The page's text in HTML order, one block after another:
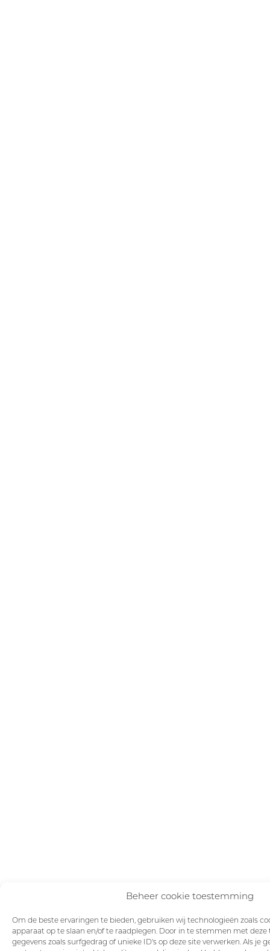
Beheer cookie toestemming
Om de beste ervaringen te bieden, gebruiken wij technologieën zoals
apparaat op te slaan en/of te raadplegen. Door in te stemmen met
gegevens zoals surfgedrag of unieke ID's op deze site verwerken. Als je